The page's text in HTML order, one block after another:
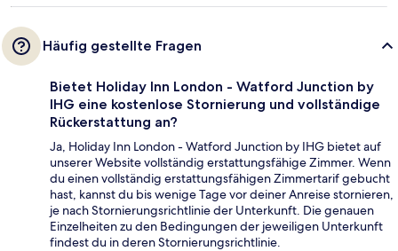
Häufig gestellte Fragen
Bietet Holiday Inn London - Watford Junction by
IHG eine kostenlose Stornierung und vollständige
Rückerstattung an?
Ja, Holiday Inn London - Watford Junction by IHG bietet auf
unserer Website vollständig erstattungsfähige Zimmer. Wenn
du einen vollständig erstattungsfähigen Zimmertarif gebucht
hast, kannst du bis wenige Tage vor deiner Anreise stornieren,
je nach Stornierungsrichtlinie der Unterkunft. Die genauen
Einzelheiten zu den Bedingungen der jeweiligen Unterkunft
findest du in deren Stornierungsrichtlinie.